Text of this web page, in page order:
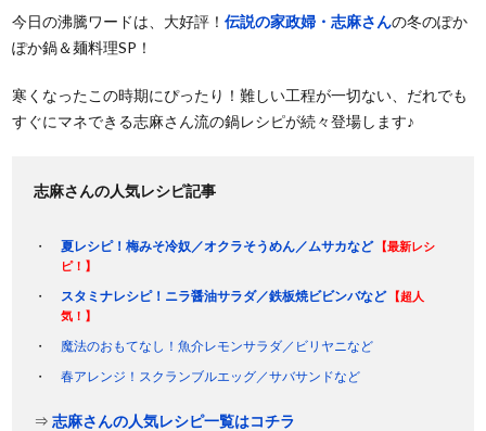
今日の沸騰ワードは、大好評！伝説の家政婦・志麻さんの冬のぽか
ぽか鍋＆麺料理SP！
寒くなったこの時期にぴったり！難しい工程が一切ない、だれでも
すぐにマネできる志麻さん流の鍋レシピが続々登場します♪
志麻さんの人気レシピ記事
夏レシピ！梅みそ冷奴／オクラそうめん／ムサカなど
【最新レシ
ピ！】
スタミナレシピ！ニラ醤油サラダ／鉄板焼ビビンバなど
【超人
気！】
魔法のおもてなし！魚介レモンサラダ／ビリヤニなど
春アレンジ！スクランブルエッグ／サバサンドなど
⇒志麻さんの人気レシピ一覧はコチラ